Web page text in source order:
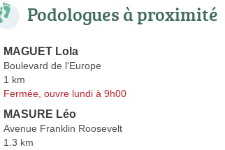
Podologues à proximité
MAGUET Lola
Boulevard de l'Europe
1 km
Fermée, ouvre lundi à 9h00
MASURE Léo
Avenue Franklin Roosevelt
1.3 km